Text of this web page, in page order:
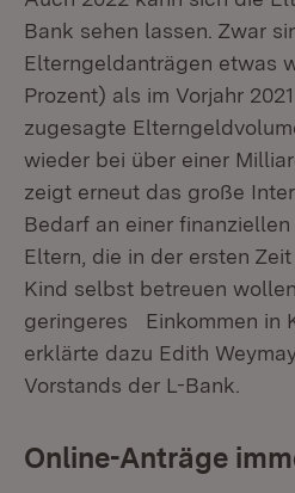
Bank sehen lassen. Zwar
Elterngeldanträgen etwas
Prozent) als im Vorjahr
zugesagte
wieder bei über einer
zeigt erneut das große
Bedarf an einer
Eltern, die in der ersten
Kind selbst betreuen
geringeres Einkommen in
erklärte dazu Edith
Vorstands der L-Bank.
Online-Anträge